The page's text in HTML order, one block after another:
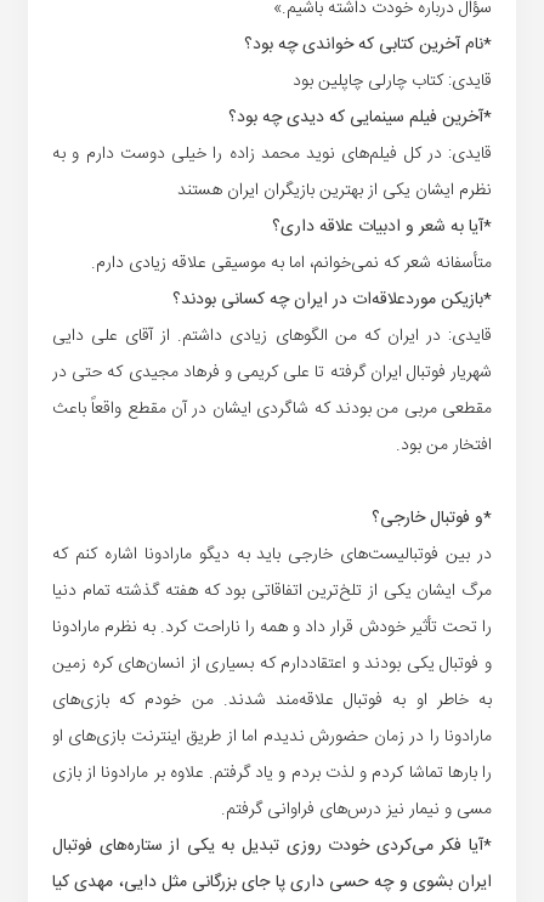
سؤال درباره خودت داشته باشیم.»
*نام آخرین کتابی که خواندی چه بود؟
قایدی: کتاب چارلی چاپلین بود
*آخرین فیلم سینمایی که دیدی چه بود؟
قایدی: در کل فیلم‌های نوید محمد زاده را خیلی دوست دارم و به
نظرم ایشان یکی از بهترین بازیگران ایران هستند
*آیا به شعر و ادبیات علاقه داری؟
متأسفانه شعر که نمی‌خوانم، اما به موسیقی علاقه زیادی دارم.
*بازیکن موردعلاقه‌ات در ایران چه کسانی بودند؟
قایدی: در ایران که من الگوهای زیادی داشتم. از آقای علی دایی
شهریار فوتبال ایران گرفته تا علی کریمی و فرهاد مجیدی که حتی در
مقطعی مربی من بودند که شاگردی ایشان در آن مقطع واقعاً باعث
افتخار من بود.
*و فوتبال خارجی؟
در بین فوتبالیست‌های خارجی باید به دیگو مارادونا اشاره کنم که
مرگ ایشان یکی از تلخ‌ترین اتفاقاتی بود که هفته گذشته تمام دنیا
را تحت تأثیر خودش قرار داد و همه را ناراحت کرد. به نظرم مارادونا
و فوتبال یکی بودند و اعتقاددارم که بسیاری از انسان‌های کره زمین
به خاطر او به فوتبال علاقه‌مند شدند. من خودم که بازی‌های
مارادونا را در زمان حضورش ندیدم اما از طریق اینترنت بازی‌های او
را بارها تماشا کردم و لذت بردم و یاد گرفتم. علاوه بر مارادونا از بازی
مسی و نیمار نیز درس‌های فراوانی گرفتم.
*آیا فکر می‌کردی خودت روزی تبدیل به یکی از ستاره‌های فوتبال
ایران بشوی و چه حسی داری پا جای بزرگانی مثل دایی، مهدی کیا